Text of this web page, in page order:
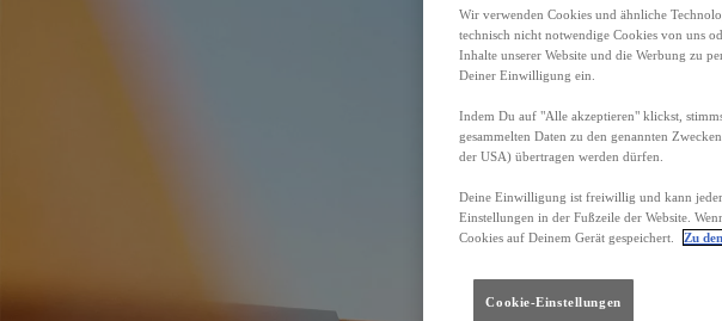
Wir verwenden Cookies und ähnliche
technisch nicht notwendige Cookies von uns
Inhalte unserer Website und die Werbung zu
Deiner Einwilligung ein.
Indem Du auf "Alle akzeptieren" klickst,
gesammelten Daten zu den genannten
der USA) übertragen werden dürfen.
Deine Einwilligung ist freiwillig und kann
Einstellungen in der Fußzeile der Website.
Cookies auf Deinem Gerät gespeichert.
Zu
Cookie-Einstellungen